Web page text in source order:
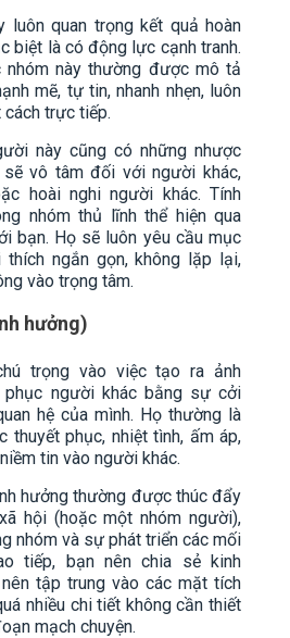
luôn quan trọng kết quả hoàn
biệt là có động lực cạnh tranh.
nhóm này thường được mô tả
mẽ, tự tin, nhanh nhẹn, luôn
trực tiếp.
này cũng có những nhược
vô tâm đối với người khác,
hoài nghi người khác. Tính
nhóm thủ lĩnh thể hiện qua
bạn. Họ sẽ luôn yêu cầu mục
ngắn gọn, không lặp lại,
vào trọng tâm.
hưởng)
trọng vào việc tạo ra ảnh
phục người khác bằng sự cởi
hệ của mình. Họ thường là
thuyết phục, nhiệt tình, ấm áp,
tin vào người khác.
hưởng thường được thúc đẩy
hội (hoặc một nhóm người),
nhóm và sự phát triển các mối
tiếp, bạn nên chia sẻ kinh
tập trung vào các mặt tích
nhiều chi tiết không cần thiết
mạch chuyện.